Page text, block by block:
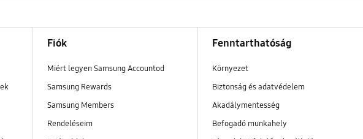
Fiók
Miért legyen Samsung Accountod
Samsung Rewards
Samsung Members
Rendeléseim
Fenntarthatóság
Környezet
Biztonság és adatvédelem
Akadálymentesség
Befogadó munkahely